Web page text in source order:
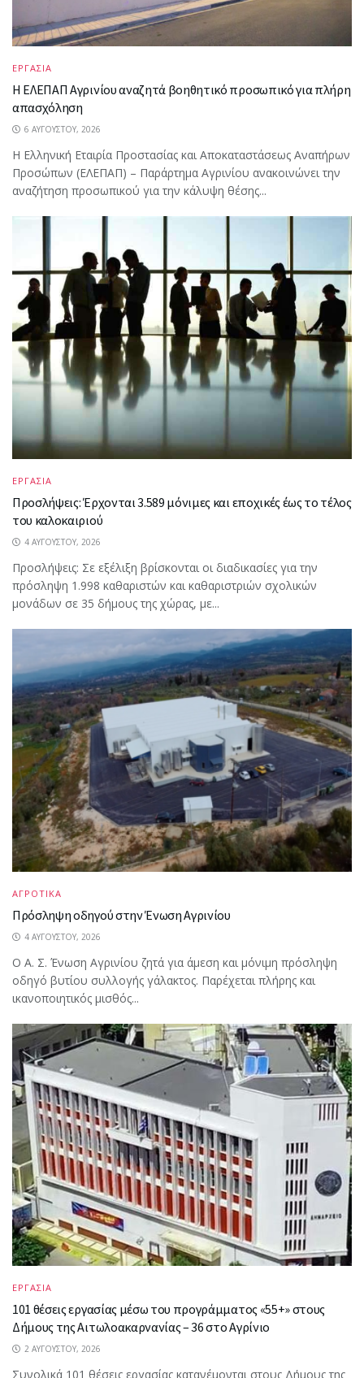
ΕΡΓΑΣΙΑ
Η ΕΛΕΠΑΠ Αγρινίου αναζητά βοηθητικό προσωπικό για πλήρη
απασχόληση
6 ΑΥΓΟΎΣΤΟΥ, 2026
Η Ελληνική Εταιρία Προστασίας και Αποκαταστάσεως Αναπήρων
Προσώπων (ΕΛΕΠΑΠ) – Παράρτημα Αγρινίου ανακοινώνει την
αναζήτηση προσωπικού για την κάλυψη θέσης...
ΕΡΓΑΣΙΑ
Προσλήψεις: Έρχονται 3.589 μόνιμες και εποχικές έως το τέλος
του καλοκαιριού
4 ΑΥΓΟΎΣΤΟΥ, 2026
Προσλήψεις: Σε εξέλιξη βρίσκονται οι διαδικασίες για την
πρόσληψη 1.998 καθαριστών και καθαριστριών σχολικών
μονάδων σε 35 δήμους της χώρας, με...
ΑΓΡΟΤΙΚΑ
Πρόσληψη οδηγού στην Ένωση Αγρινίου
4 ΑΥΓΟΎΣΤΟΥ, 2026
Ο Α. Σ. Ένωση Αγρινίου ζητά για άμεση και μόνιμη πρόσληψη
οδηγό βυτίου συλλογής γάλακτος. Παρέχεται πλήρης και
ικανοποιητικός μισθός...
ΕΡΓΑΣΙΑ
101 θέσεις εργασίας μέσω του προγράμματος «55+» στους
Δήμους της Αιτωλοακαρνανίας – 36 στο Αγρίνιο
2 ΑΥΓΟΎΣΤΟΥ, 2026
Συνολικά 101 θέσεις εργασίας κατανέμονται στους Δήμους της